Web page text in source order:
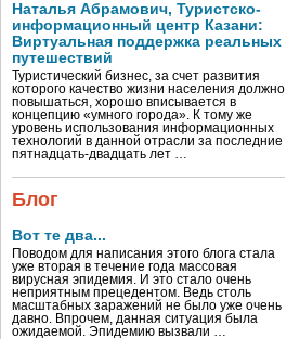
Наталья Абрамович, Туристско-
информационный центр Казани:
Виртуальная поддержка реальных
путешествий
Туристический бизнес, за счет развития
которого качество жизни населения должно
повышаться, хорошо вписывается в
концепцию «умного города». К тому же
уровень использования информационных
технологий в данной отрасли за последние
пятнадцать-двадцать лет …
Блог
Вот те два...
Поводом для написания этого блога стала
уже вторая в течение года массовая
вирусная эпидемия. И это стало очень
неприятным прецедентом. Ведь столь
масштабных заражений не было уже очень
давно. Впрочем, данная ситуация была
ожидаемой. Эпидемию вызвали …